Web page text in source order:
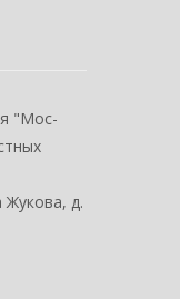
"Мос-
д.